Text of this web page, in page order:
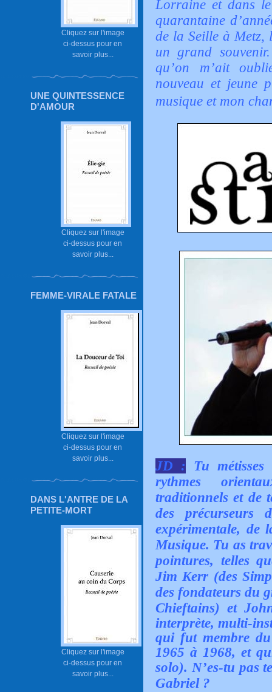
Cliquez sur l'image
ci-dessus pour en
savoir plus...
UNE QUINTESSENCE
D'AMOUR
Cliquez sur l'image
ci-dessus pour en
savoir plus...
FEMME-VIRALE FATALE
Cliquez sur l'image
ci-dessus pour en
savoir plus...
DANS L'ANTRE DE LA
PETITE-MORT
Cliquez sur l'image
ci-dessus pour en
savoir plus...
Lorraine et dans
quarantaine
de la Seille à Metz,
un grand
qu’on m’ait
nouveau et jeune
musique et mon
JD : Tu
rythmes
traditionnels et de
des précurseurs
expérimentale, de
Musique. Tu as
pointures, telles
Jim Kerr (des
des fondateurs du
Chieftains) et
interprète, multi-
qui fut membre
1965 à 1968, et
solo). N’es-tu pas
Gabriel ?